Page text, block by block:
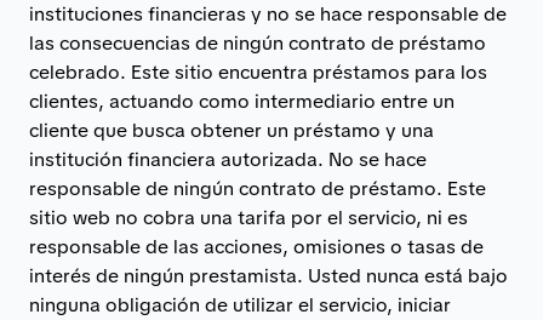
instituciones financieras y no se hace responsable de
las consecuencias de ningún contrato de préstamo
celebrado. Este sitio encuentra préstamos para los
clientes, actuando como intermediario entre un
cliente que busca obtener un préstamo y una
institución financiera autorizada. No se hace
responsable de ningún contrato de préstamo. Este
sitio web no cobra una tarifa por el servicio, ni es
responsable de las acciones, omisiones o tasas de
interés de ningún prestamista. Usted nunca está bajo
ninguna obligación de utilizar el servicio, iniciar